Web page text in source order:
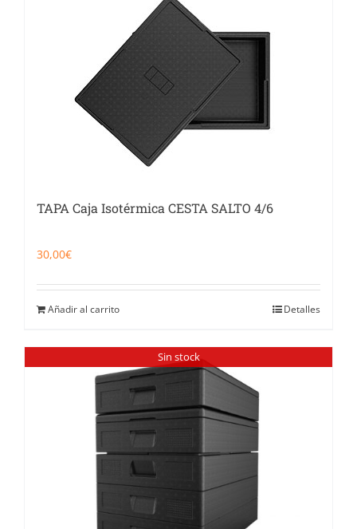
Food Service y Vending
91 629 17 10
TAPA Caja Isotérmica CESTA SALTO 4/6
30,00€
Añadir al carrito Detalles
Sin stock